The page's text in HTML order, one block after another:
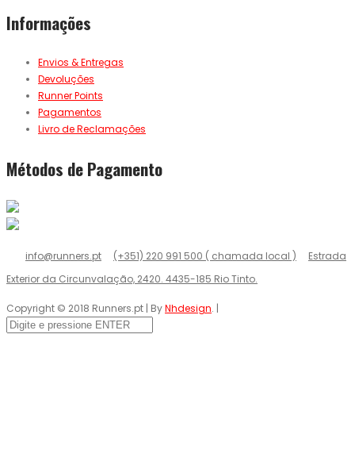
Informações
Envios & Entregas
Devoluções
Runner Points
Pagamentos
Livro de Reclamações
Métodos de Pagamento
info@runners.pt (+351) 220 991 500 ( chamada local )
Estrada
Exterior da Circunvalação, 2420. 4435-185 Rio Tinto.
Copyright © 2018 Runners.pt | ByNhdesign. |